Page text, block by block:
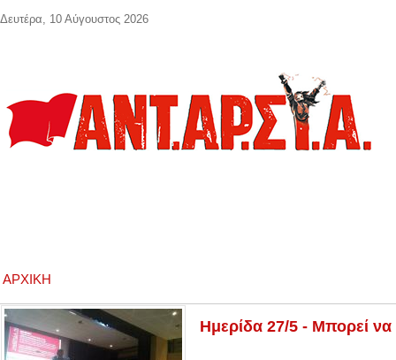
ΑΡΧΙΚΉ
Ημερίδα 27/5 - Μπορεί να
Δευτέρα, 10 Αύγουστος 2026